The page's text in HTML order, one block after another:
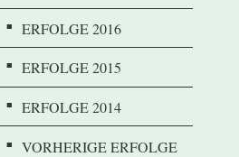
ERFOLGE 2016
ERFOLGE 2015
ERFOLGE 2014
VORHERIGE ERFOLGE